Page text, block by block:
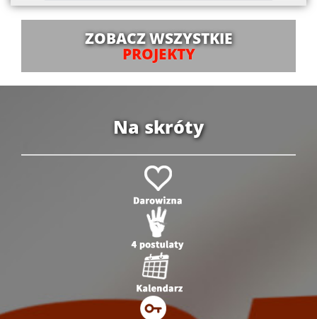
ZOBACZ WSZYSTKIE
PROJEKTY
Na skróty